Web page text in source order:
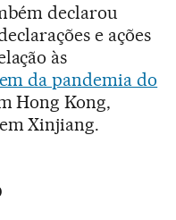
declarou
e ações
às
da pandemia do
Hong Kong,
Xinjiang.